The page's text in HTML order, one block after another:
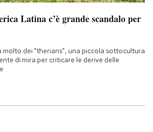
Latina c’è grande scandalo per
molto dei "therians", una piccola sottocultura
di mira per criticare le derive delle